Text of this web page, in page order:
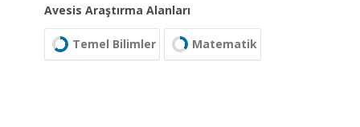
Avesis Araştırma Alanları
Temel Bilimler Matematik